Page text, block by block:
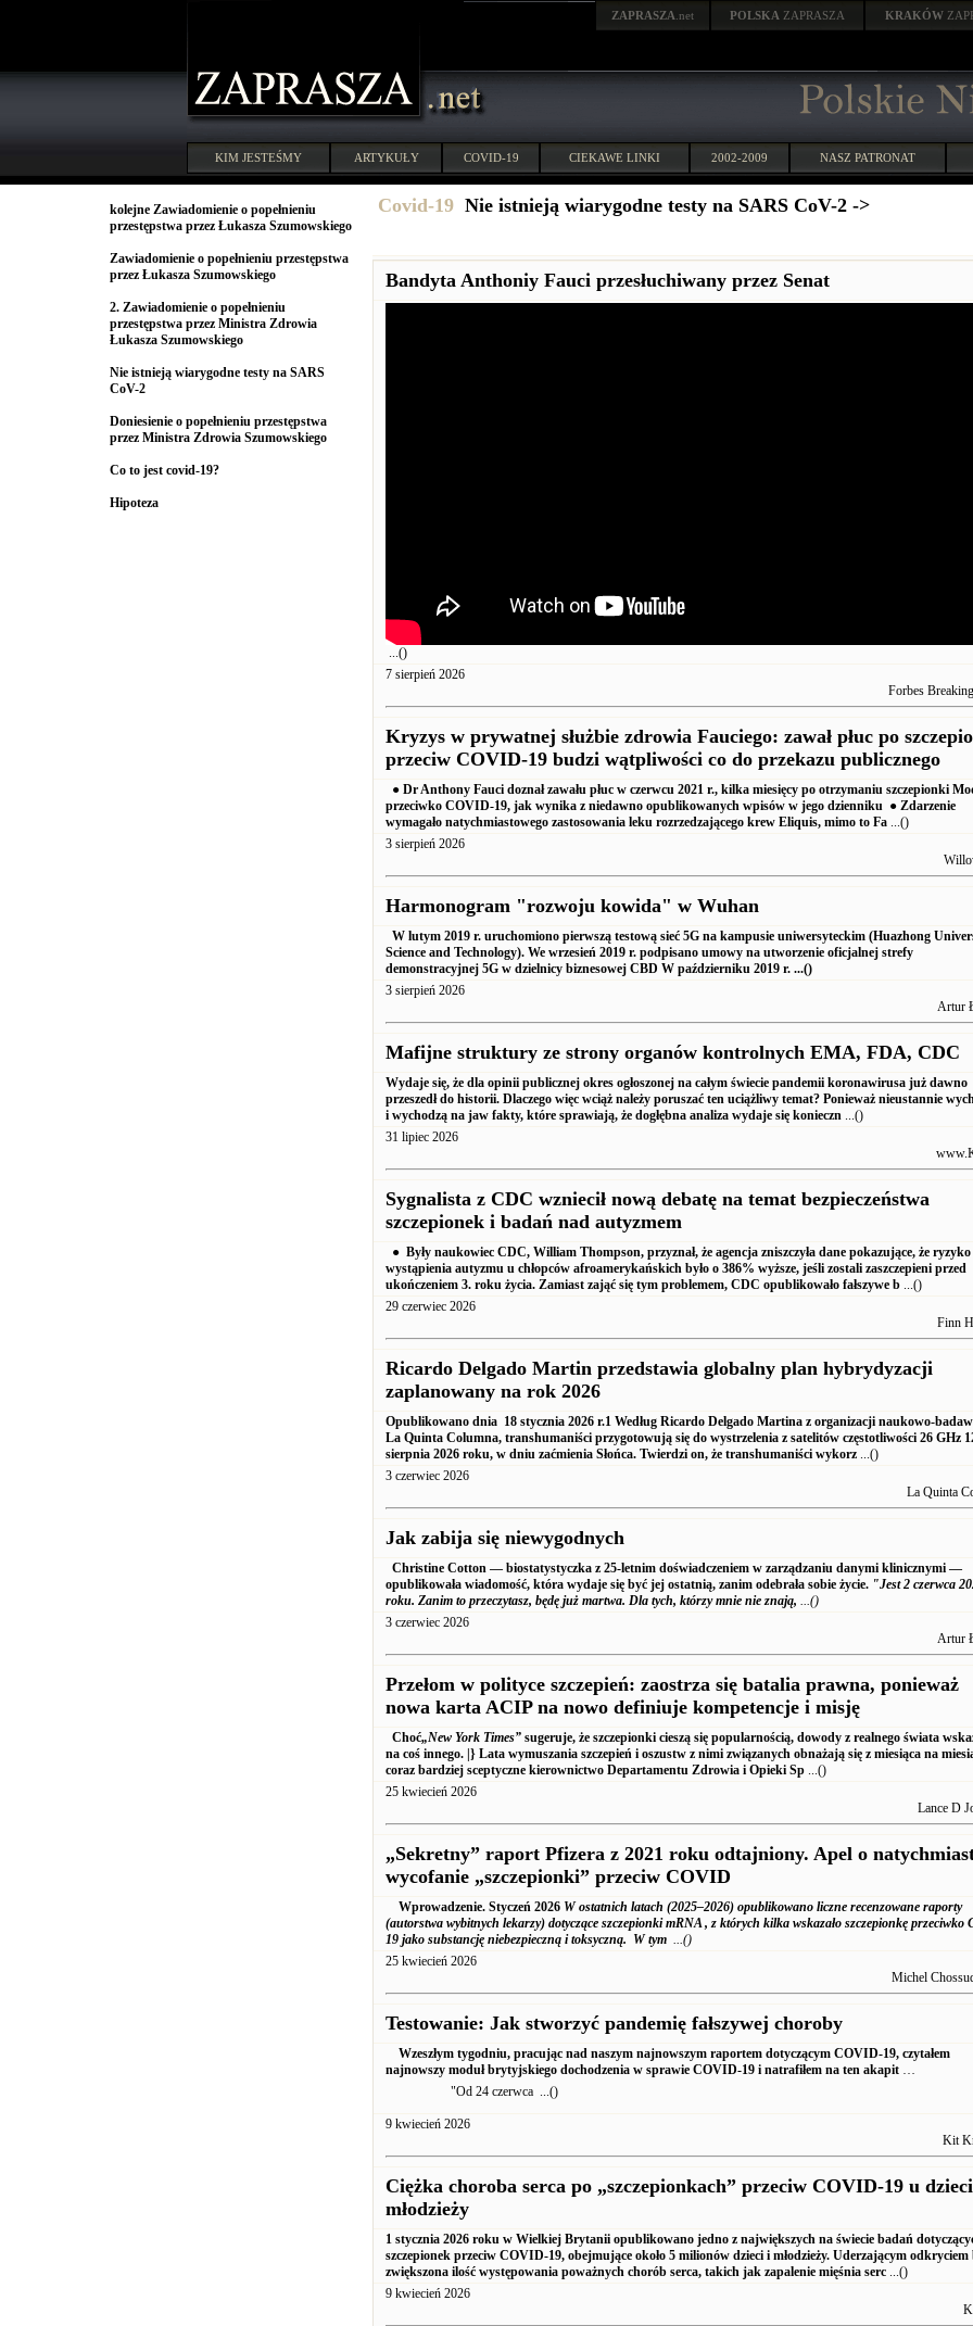
ZAPRASZA .net POLSKA ZAPRASZA KRAKÓW
KIM JESTEŚMY ARTYKUŁY COVID-19 CIEKAWE LINKI 2002-2009 NASZ PATRONAT
kolejne Zawiadomienie o popełnieniu
przestępstwa przez Łukasza Szumowskiego
Zawiadomienie o popełnieniu przestępstwa
przez Łukasza Szumowskiego
2. Zawiadomienie o popełnieniu
przestępstwa przez Ministra Zdrowia
Łukasza Szumowskiego
Nie istnieją wiarygodne testy na SARS
CoV-2
Doniesienie o popełnieniu przestępstwa
przez Ministra Zdrowia Szumowskiego
Co to jest covid-19?
Hipoteza
Covid-19 Nie istnieją wiarygodne testy na SARS CoV-2 ->
Bandyta Anthoniy Fauci przesłuchiwany przez Senat
...()
7 sierpień 2026
Forbes
Kryzys w prywatnej służbie zdrowia Fauciego: zawał płuc po
przeciw COVID-19 budzi wątpliwości co do przekazu publicznego
● Dr Anthony Fauci doznał zawału płuc w czerwcu 2021 r., kilka miesięcy po otrzymaniu szczepionki
przeciwko COVID-19, jak wynika z niedawno opublikowanych wpisów w jego dzienniku ● Zdarzenie
wymagało natychmiastowego zastosowania leku rozrzedzającego krew Eliquis, mimo to Fa ...()
3 sierpień 2026
Harmonogram "rozwoju kowida" w Wuhan
W lutym 2019 r. uruchomiono pierwszą testową sieć 5G na kampusie uniwersyteckim (Huazhong
Science and Technology). We wrzesień 2019 r. podpisano umowy na utworzenie oficjalnej strefy
demonstracyjnej 5G w dzielnicy biznesowej CBD W październiku 2019 r. ...()
3 sierpień 2026
Artur
Mafijne struktury ze strony organów kontrolnych EMA, FDA, CDC
Wydaje się, że dla opinii publicznej okres ogłoszonej na całym świecie pandemii koronawirusa już dawno
przeszedł do historii. Dlaczego więc wciąż należy poruszać ten uciążliwy temat? Ponieważ nieustannie
i wychodzą na jaw fakty, które sprawiają, że dogłębna analiza wydaje się konieczn ...()
31 lipiec 2026
Sygnalista z CDC wzniecił nową debatę na temat bezpieczeństwa
szczepionek i badań nad autyzmem
● Były naukowiec CDC, William Thompson, przyznał, że agencja zniszczyła dane pokazujące, że ryzyko
wystąpienia autyzmu u chłopców afroamerykańskich było o 386% wyższe, jeśli zostali zaszczepieni przed
ukończeniem 3. roku życia. Zamiast zająć się tym problemem, CDC opublikowało fałszywe b ...()
29 czerwiec 2026
Finn
Ricardo Delgado Martin przedstawia globalny plan hybrydyzacji
zaplanowany na rok 2026
Opublikowano dnia 18 stycznia 2026 r.1 Według Ricardo Delgado Martina z organizacji naukowo-
La Quinta Columna, transhumaniści przygotowują się do wystrzelenia z satelitów częstotliwości 26 GHz
sierpnia 2026 roku, w dniu zaćmienia Słońca. Twierdzi on, że transhumaniści wykorz ...()
3 czerwiec 2026
La Quinta
Jak zabija się niewygodnych
Christine Cotton — biostatystyczka z 25-letnim doświadczeniem w zarządzaniu danymi klinicznymi —
opublikowała wiadomość, która wydaje się być jej ostatnią, zanim odebrała sobie życie. "Jest 2 czerwca
roku. Zanim to przeczytasz, będę już martwa. Dla tych, którzy mnie nie znają, ...()
3 czerwiec 2026
Artur
Przełom w polityce szczepień: zaostrza się batalia prawna, ponieważ
nowa karta ACIP na nowo definiuje kompetencje i misję
Choć„New York Times” sugeruje, że szczepionki cieszą się popularnością, dowody z realnego świata
na coś innego. |} Lata wymuszania szczepień i oszustw z nimi związanych obnażają się z miesiąca na
coraz bardziej sceptyczne kierownictwo Departamentu Zdrowia i Opieki Sp ...()
25 kwiecień 2026
Lance D
„Sekretny” raport Pfizera z 2021 roku odtajniony. Apel o
wycofanie „szczepionki” przeciw COVID
Wprowadzenie. Styczeń 2026 W ostatnich latach (2025–2026) opublikowano liczne recenzowane raporty
(autorstwa wybitnych lekarzy) dotyczące szczepionki mRNA , z których kilka wskazało szczepionkę przeciwko
19 jako substancję niebezpieczną i toksyczną. W tym ...()
25 kwiecień 2026
Michel
Testowanie: Jak stworzyć pandemię fałszywej choroby
Wzeszłym tygodniu, pracując nad naszym najnowszym raportem dotyczącym COVID-19, czytałem
najnowszy moduł brytyjskiego dochodzenia w sprawie COVID-19 i natrafiłem na ten akapit …
"Od 24 czerwca ...()
9 kwiecień 2026
Kit
Ciężka choroba serca po „szczepionkach” przeciw COVID-19 u
młodzieży
1 stycznia 2026 roku w Wielkiej Brytanii opublikowano jedno z największych na świecie badań
szczepionek przeciw COVID-19, obejmujące około 5 milionów dzieci i młodzieży. Uderzającym odkryciem
zwiększona ilość występowania poważnych chorób serca, takich jak zapalenie mięśnia serc ...()
9 kwiecień 2026